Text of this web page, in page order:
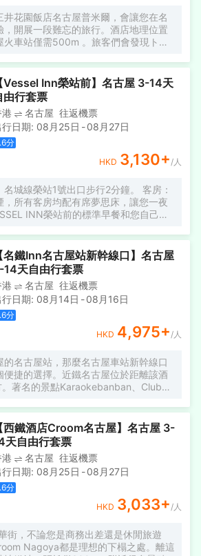
箱和茶具/咖啡用具。
花園飯店名古屋普米爾，會讓您在名
，開展一段難忘的旅行。酒店地理位置
火車站僅需500m 。旅客們會發現トヨ
距離酒店都不遠。 酒店為您在客房內
視機和衣櫃／衣櫥，所有入住的客人均
需求的旅客，酒店還為您提供了電熱
浴室內提供拖鞋、24小時熱水和浴缸，
享受。酒店內的西餐廳供應特色菜
。（早餐採用一份主菜與半自助形
選擇主菜。）於常駐旅客來說，若是
近的Isomaru Suisan Fushimi（磯丸水
和Kani Honke Nagoya Ekimae（札幌
和水煮帝王蟹均深受好評，Tout la
ア）（創意菜）的美食也不錯哦！ 在
可以盡情享受酒店的Spa。外國旅客可
【Vessel Inn榮站前】名古屋 3-14天
由行套票
名古屋 往返機票
行日期: 08月25日 -08月27日
分
HKD 3,130+ /人
城線榮站1號出口步行2分鐘。 客房：
，所有客房均配有席夢思床，讓您一夜
INN榮站前的標準早餐和您自己風
景點和景點的絕佳通道。 請享受該地區
您的身心煥然一新。
【名鐵Inn名古屋站新幹線口】名古屋
14天自由行套票
名古屋 往返機票
行日期: 08月14日 -08月16日
分
HKD 4,975+ /人
名古屋站，那麼名古屋車站新幹線口
便捷的選擇。近鐵名古屋位於距離該酒
著名的景點Karaokebanban、Club
房內保險箱、空調和液晶電視機，讓您
的入住體驗。服務人員會提前為您準備
/茶壺，以滿足您的飲水需求。倘若您在
己的客房內放鬆，提供拖鞋、24小時熱
室是不錯的選擇。 在漫長的一天結束
室進行放鬆，可大大提升您對酒店的滿
前台諮詢服務，為下榻至此的您提供
【西鐵酒店Croom名古屋】名古屋 3-
天自由行套票
名古屋 往返機票
行日期: 08月25日 -08月27日
分
HKD 3,033+ /人
街，不論您是商務出差還是休閒旅遊
Nagoya都是理想的下榻之處。離這